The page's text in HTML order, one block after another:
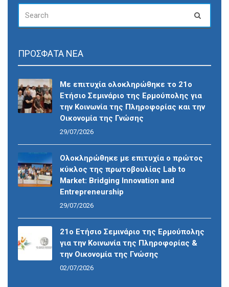
FOR:
ΠΡΟΣΦΑΤΑ ΝΕΑ
Με επιτυχία ολοκληρώθηκε το 21ο
Ετήσιο Σεμινάριο της Ερμούπολης για
την Κοινωνία της Πληροφορίας και την
Οικονομία της Γνώσης
29/07/2026
Ολοκληρώθηκε με επιτυχία ο πρώτος
κύκλος της πρωτοβουλίας Lab to
Market: Bridging Innovation and
Entrepreneurship
29/07/2026
21ο Ετήσιο Σεμινάριο της Ερμούπολης
για την Κοινωνία της Πληροφορίας &
την Οικονομία της Γνώσης
02/07/2026